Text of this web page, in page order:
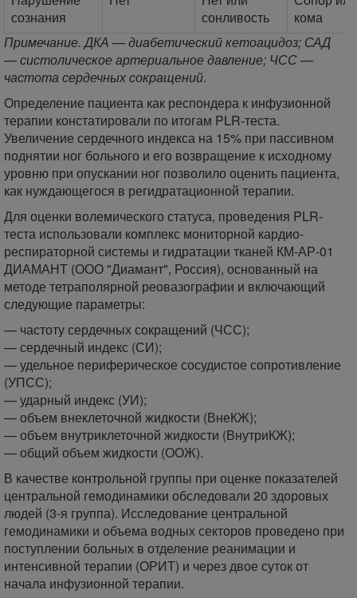
сознания
сонливость
кома
Примечание. ДКА — диабетический кетоацидоз; САД
— систолическое артериальное давление; ЧСС —
частота сердечных сокращений.
Определение пациента как респондера к инфузионной
терапии констатировали по итогам PLR-теста.
Увеличение сердечного индекса на 15% при пассивном
поднятии ног больного и его возвращение к исходному
уровню при опускании ног позволило оценить пациента,
как нуждающегося в регидратационной терапии.
Для оценки волемического статуса, проведения PLR-
теста использовали комплекс мониторной кардио-
респираторной системы и гидратации тканей КМ-АР-01
ДИАМАНТ (ООО "Диамант", Россия), основанный на
методе тетраполярной реовазографии и включающий
следующие параметры:
— частоту сердечных сокращений (ЧСС);
— сердечный индекс (СИ);
— удельное периферическое сосудистое сопротивление
(УПСС);
— ударный индекс (УИ);
— объем внеклеточной жидкости (ВнеКЖ);
— объем внутриклеточной жидкости (ВнутриКЖ);
— общий объем жидкости (ООЖ).
В качестве контрольной группы при оценке показателей
центральной гемодинамики обследовали 20 здоровых
людей (3-я группа). Исследование центральной
гемодинамики и объема водных секторов проведено при
поступлении больных в отделение реанимации и
интенсивной терапии (ОРИТ) и через двое суток от
начала инфузионной терапии.